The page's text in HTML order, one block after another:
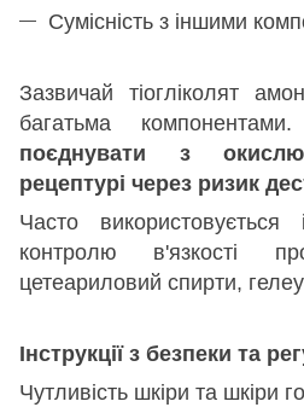
Сумісність з іншими
Зазвичай тіогліколят
багатьма
поєднувати з
рецептурі через ризик
Часто
контролю в'язкості
цетеариловий спирти,
Інструкції з безпеки та
Чутливість шкіри та шкіри